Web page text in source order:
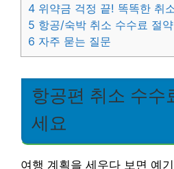
4 위약금 걱정 끝! 똑똑한 취
5 항공/숙박 취소 수수료 절
6 자주 묻는 질문
항공편 취소 수수
세요
여행 계획을 세우다 보면 예